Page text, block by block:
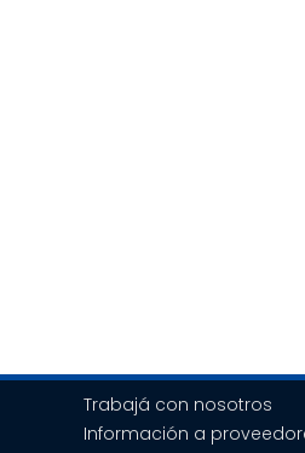
Trabajá con nosotros
Información a